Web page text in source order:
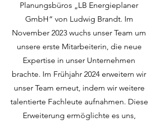
Planungsbüros „LB Energieplaner
GmbH“ von Ludwig Brandt. Im
November 2023 wuchs unser Team um
unsere erste Mitarbeiterin, die neue
Expertise in unser Unternehmen
brachte. Im Frühjahr 2024 erweitern wir
unser Team erneut, indem wir weitere
talentierte Fachleute aufnahmen. Diese
Erweiterung ermöglichte es uns,